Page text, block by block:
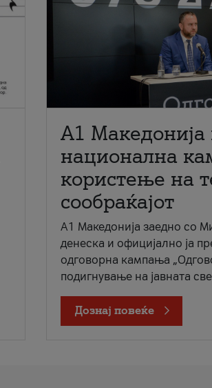
A1
национална
користење на
сообраќајот
A1 Македонија заедно со
денеска и официјално ја
одговорна кампања
подигнување на јавната
Дознај повеќе